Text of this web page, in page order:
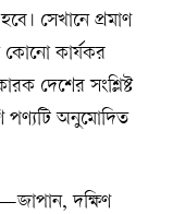
সেখানে প্রমাণ
কোনো কার্যকর
দেশের সংশ্লিষ্ট
পণ্যটি অনুমোদিত
দক্ষিণ